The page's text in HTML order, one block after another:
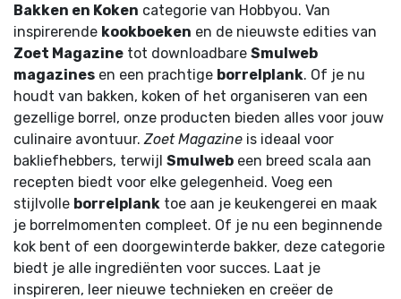
Bakken en Koken categorie van Hobbyou. Van
inspirerende kookboeken en de nieuwste edities van
Zoet Magazine tot downloadbare Smulweb
magazines en een prachtige borrelplank. Of je nu
houdt van bakken, koken of het organiseren van een
gezellige borrel, onze producten bieden alles voor jouw
culinaire avontuur.Zoet Magazine is ideaal voor
bakliefhebbers, terwijl Smulweb een breed scala aan
recepten biedt voor elke gelegenheid. Voeg een
stijlvolle borrelplank toe aan je keukengerei en maak
je borrelmomenten compleet. Of je nu een beginnende
kok bent of een doorgewinterde bakker, deze categorie
biedt je alle ingrediënten voor succes. Laat je
inspireren, leer nieuwe technieken en creëer de